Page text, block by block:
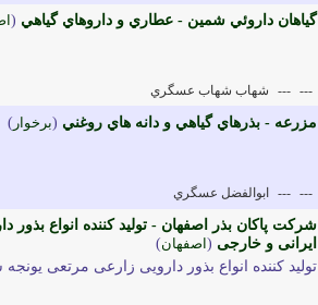
گياهان داروئي شمين - عطاري و داروهاي گياهي (
---
--- شهاب شهاب عسگري
مزرعه - بذرهاي گياهي و دانه هاي روغني (برخوار )
---
--- ابوالفضل عسگري
شرکت پاکان بذر اصفهان - تولید کننده انواع
ایرانی و خارجی (اصفهان)
تولید کننده انواع بذور دارویی زارعی مرتعی